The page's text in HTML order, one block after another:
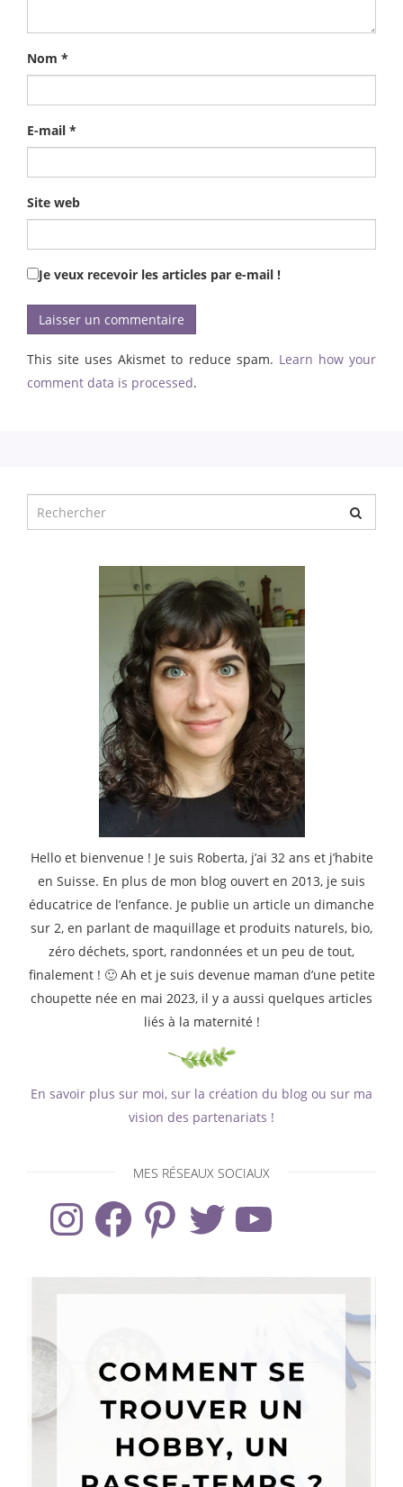
Nom *
E-mail *
Site web
Je veux recevoir les articles par e-mail !
This site uses Akismet to reduce spam. Learn how your
comment data is processed.
pour
:
Hello et bienvenue ! Je suis Roberta, j’ai 32 ans et j’habite
en Suisse. En plus de mon blog ouvert en 2013, je suis
éducatrice de l’enfance. Je publie un article un dimanche
sur 2, en parlant de maquillage et produits naturels, bio,
zéro déchets, sport, randonnées et un peu de tout,
finalement ! 🙂 Ah et je suis devenue maman d’une petite
choupette née en mai 2023, il y a aussi quelques articles
liés à la maternité !
En savoir plus sur moi, sur la création du blog ou sur ma
vision des partenariats !
MES RÉSEAUX SOCIAUX
InstagramFacebook Pinterest Twitter